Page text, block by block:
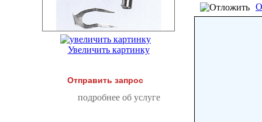
Увеличить картинку
Отправить запрос
подробнее об услуге